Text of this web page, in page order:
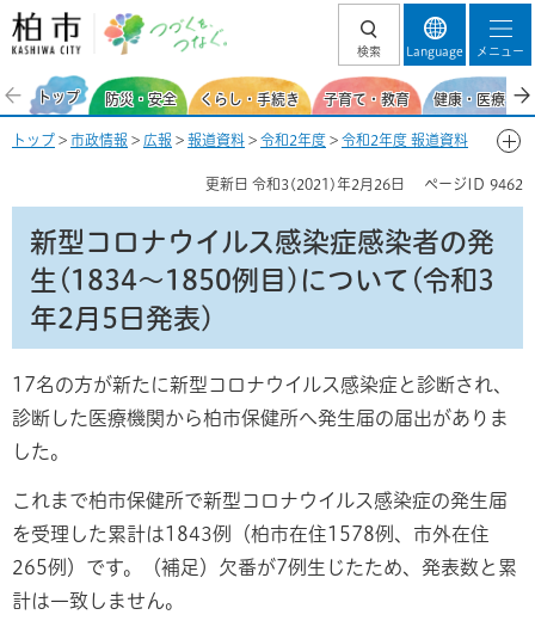
柏市 つづくを、
検索 Language メニュー
トップ 防災・安全 くらし・手続き 子育て・教育 健康・医療・
トップ > 市政情報 > 広報 > 報道資料 > 令和2年度 > 令和2年度 報道資料
染者の発生(1834～1850例目)について(令和3年2月5日発表)
更新日 令和3(2021)年2月26日 ページID 9462
新型コロナウイルス感染症感染者の発
生(1834～1850例目)について(令和3
年2月5日発表)
17名の方が新たに新型コロナウイルス感染症と診断され、
診断した医療機関から柏市保健所へ発生届の届出がありま
した。
これまで柏市保健所で新型コロナウイルス感染症の発生届
を受理した累計は1843例（柏市在住1578例、市外在住
265例）です。（補足）欠番が7例生じたため、発表数と累
計は一致しません。